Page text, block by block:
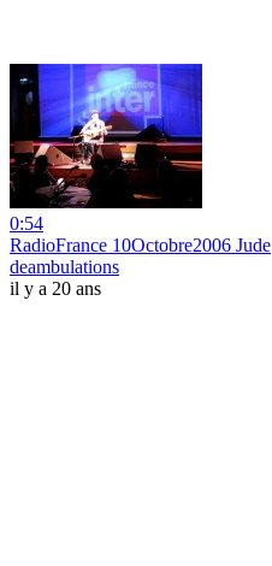
0:54
RadioFrance 10Octobre2006 Jude
deambulations
il y a 20 ans